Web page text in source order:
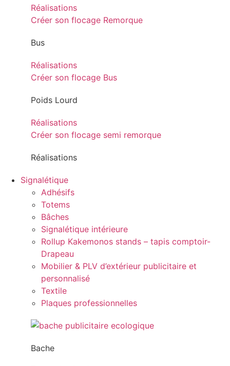
Réalisations
Créer son flocage Remorque
Bus
Réalisations
Créer son flocage Bus
Poids Lourd
Réalisations
Créer son flocage semi remorque
Réalisations
Signalétique
Adhésifs
Totems
Bâches
Signalétique intérieure
Rollup Kakemonos stands – tapis comptoir-
Drapeau
Mobilier & PLV d’extérieur publicitaire et
personnalisé
Textile
Plaques professionnelles
Bache